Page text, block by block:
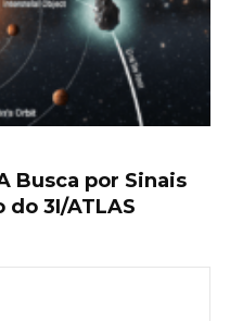
Busca por Sinais
do 3I/ATLAS